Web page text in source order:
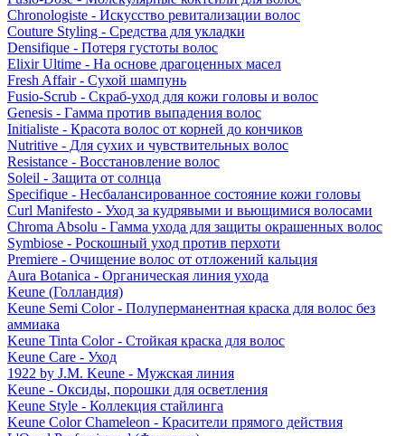
Chronologiste - Искусство ревитализации волос
Couture Styling - Средства для укладки
Densifique - Потеря густоты волос
Elixir Ultime - На основе драгоценных масел
Fresh Affair - Сухой шампунь
Fusio-Scrub - Скраб-уход для кожи головы и волос
Genesis - Гамма против выпадения волос
Initialiste - Красота волос от корней до кончиков
Nutritive - Для сухих и чувствительных волос
Resistance - Восстановление волос
Soleil - Защита от солнца
Specifique - Несбалансированное состояние кожи головы
Curl Manifesto - Уход за кудрявыми и вьющимися волосами
Chroma Absolu - Гамма ухода для защиты окрашенных волос
Symbiose - Роскошный уход против перхоти
Premiere - Очищение волос от отложений кальция
Aura Botanica - Органическая линия ухода
Keune (Голландия)
Keune Semi Color - Полуперманентная краска для волос без
аммиака
Keune Tinta Color - Стойкая краска для волос
Keune Care - Уход
1922 by J.M. Keune - Мужская линия
Keune - Оксиды, порошки для осветления
Keune Style - Коллекция стайлинга
Keune Color Chameleon - Красители прямого действия